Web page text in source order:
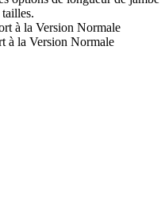
à la Version Normale
à la Version Normale